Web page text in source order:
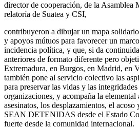
director de cooperación, de la Asamblea
relatoría de Suatea y CSI,
contribuyeron a dibujar un mapa
y apoyos mútuos para favorecer un
incidencia política, y que, si da
anteriores de formato diferente pero
Extremadura, en Burgos, en Madrid, en
también pone al servicio colectivo las
para preservar las vidas y las
organizaciones, y acompaña la elemental
asesinatos, los desplazamientos, el
SEAN DETENIDAS desde el Estado
fuerte desde la comunidad internacional.